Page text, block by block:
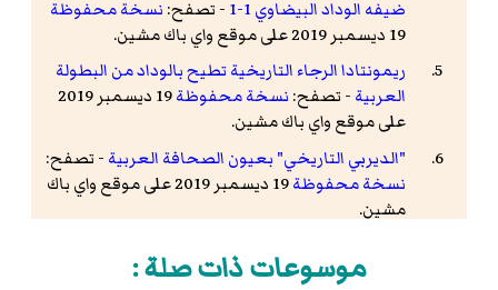
ضيفه الوداد البيضاوي 1-1
- تصفح: نسخة محفوظة
19 ديسمبر 2019 على موقع واي باك مشين.
ريمونتادا الرجاء التاريخية تطيح بالوداد من البطولة
العربية - تصفح: نسخة محفوظة
19 ديسمبر 2019
على موقع واي باك مشين.
"الديربي التاريخي" بعيون الصحافة العربية - تصفح:
نسخة محفوظة
19 ديسمبر 2019 على موقع واي باك
مشين.
الصحافة المغربية- تصفح:نسخة محفوظة
موسوعات ذات صلة :